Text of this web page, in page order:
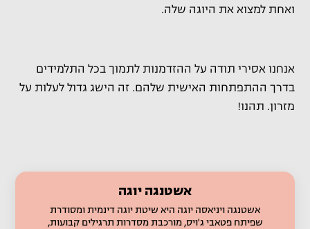
ואחת למצוא את היוגה שלה.
אנחנו אסירי תודה על ההזדמנות לתמוך בכל התלמידים
בדרך ההתפתחות האישית שלהם. זה הישג גדול לעלות על
מזרון. תהנו!
אשטנגה יוגה
אשטנגה ויניאסה יוגה היא שיטת יוגה דינמית ומסודרת
שפיתח פטאבי ג'ויס, מורכבת מסדרות תרגילים קבועות,